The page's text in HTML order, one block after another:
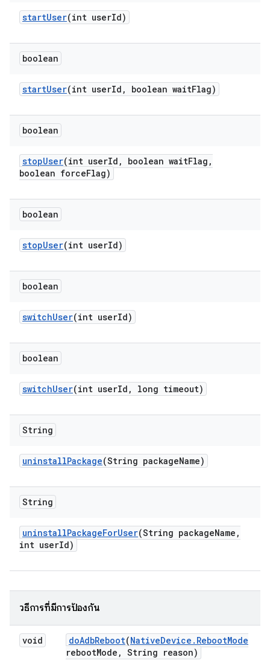
startUser(int userId)
boolean
startUser(int userId , boolean waitFlag)
boolean
stopUser(int userId , boolean waitFlag ,
boolean forceFlag)
boolean
stopUser(int userId)
boolean
switchUser(int userId)
boolean
switchUser(int userId , long timeout)
String
uninstallPackage(String packageName)
String
uninstallPackageForUser(String packageName ,
int userId)
วิธีการที่มีการป้องกัน
void doAdbReboot(NativeDevice . RebootMode
rebootMode , String reason)